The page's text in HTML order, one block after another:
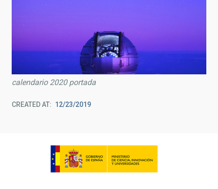
calendario 2020 portada
CREATED AT 12/23/2019